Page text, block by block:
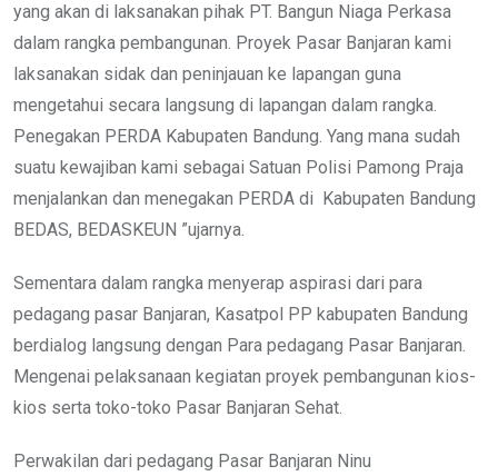
yang akan di laksanakan pihak PT. Bangun Niaga Perkasa
dalam rangka pembangunan. Proyek Pasar Banjaran kami
laksanakan sidak dan peninjauan ke lapangan guna
mengetahui secara langsung di lapangan dalam rangka.
Penegakan PERDA Kabupaten Bandung. Yang mana sudah
suatu kewajiban kami sebagai Satuan Polisi Pamong Praja
menjalankan dan menegakan PERDA di Kabupaten Bandung
BEDAS, BEDASKEUN ”ujarnya.
Sementara dalam rangka menyerap aspirasi dari para
pedagang pasar Banjaran, Kasatpol PP kabupaten Bandung
berdialog langsung dengan Para pedagang Pasar Banjaran.
Mengenai pelaksanaan kegiatan proyek pembangunan kios-
kios serta toko-toko Pasar Banjaran Sehat.
Perwakilan dari pedagang Pasar Banjaran Ninu